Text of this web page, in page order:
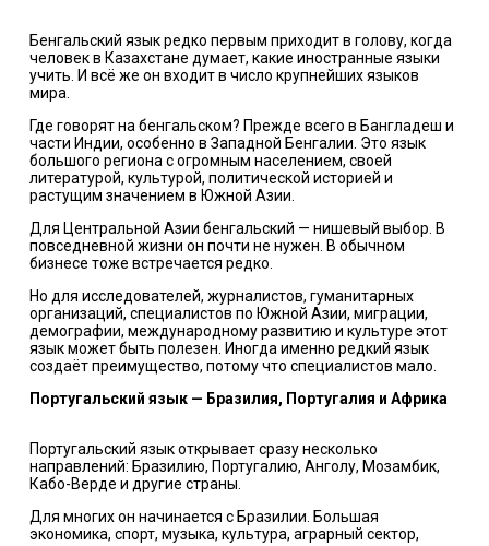
Бенгальский язык редко первым приходит в голову, когда
человек в Казахстане думает, какие иностранные языки
учить. И всё же он входит в число крупнейших языков
мира.
Где говорят на бенгальском? Прежде всего в Бангладеш и
части Индии, особенно в Западной Бенгалии. Это язык
большого региона с огромным населением, своей
литературой, культурой, политической историей и
растущим значением в Южной Азии.
Для Центральной Азии бенгальский — нишевый выбор. В
повседневной жизни он почти не нужен. В обычном
бизнесе тоже встречается редко.
Но для исследователей, журналистов, гуманитарных
организаций, специалистов по Южной Азии, миграции,
демографии, международному развитию и культуре этот
язык может быть полезен. Иногда именно редкий язык
создаёт преимущество, потому что специалистов мало.
Португальский язык — Бразилия, Португалия и Африка
Португальский язык открывает сразу несколько
направлений: Бразилию, Португалию, Анголу, Мозамбик,
Кабо-Верде и другие страны.
Для многих он начинается с Бразилии. Большая
экономика, спорт, музыка, культура, аграрный сектор,